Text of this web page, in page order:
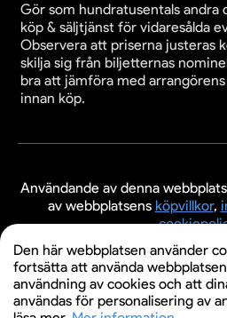
Gör som hundratusentals andra
köp & säljtjänst för vidaresålda
Observera att priserna justeras
skilja sig från biljetternas
bra att jämföra med
innan köp.
Användande av denna
av webbplatsens köpvillkor,
© 2026
Den här webbplatsen använder
fortsätta att använda
användning av cookies och att
användas för personalisering av